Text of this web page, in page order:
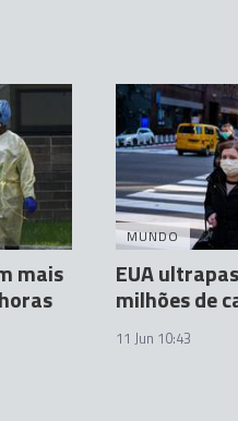
mais
MUNDO
EUA
milhões de
11 Jun 10:43